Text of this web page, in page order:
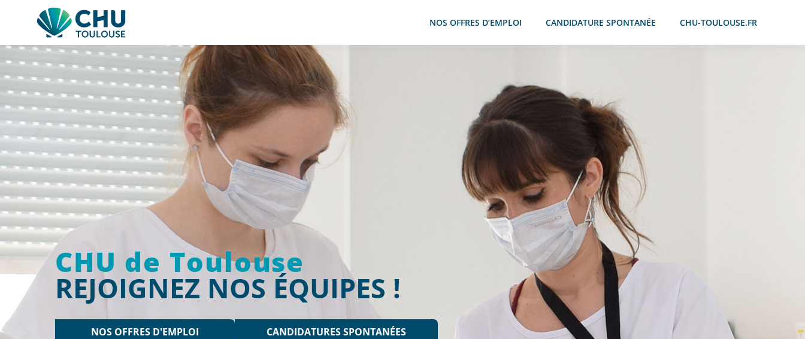
NOS OFFRES D’EMPLOI CANDIDATURE SPONTANÉE CHU-TOULOUSE.FR
CHU de Toulouse
REJOIGNEZ NOS ÉQUIPES !
NOS OFFRES D'EMPLOI CANDIDATURES SPONTANÉES